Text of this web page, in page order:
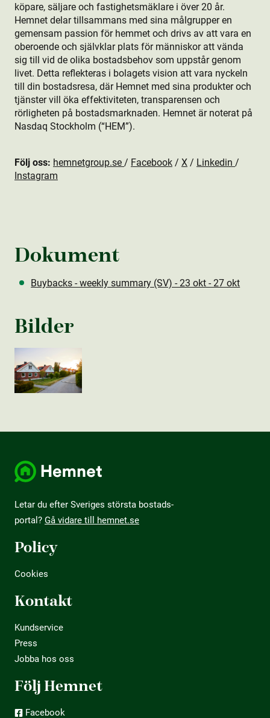
köpare, säljare och fastighetsmäklare i över 20 år.
Hemnet delar tillsammans med sina målgrupper en
gemensam passion för hemmet och drivs av att vara en
oberoende och självklar plats för människor att vända
sig till vid de olika bostads­behov som uppstår genom
livet. Detta reflekteras i bolagets vision att vara nyckeln
till din bostads­resa, där Hemnet med sina produkt­er och
tjänster vill öka effektiviteten, transparensen och
rörligheten på bostads­marknaden. Hemnet är noterat på
Nasdaq Stockholm (“HEM”).
Följ oss: hemnetgroup.se / Facebook / X / Linkedin /
Instagram
Dokument
Buybacks - weekly summary (SV) - 23 okt - 27 okt
Bilder
Letar du efter Sveriges största bostads­
portal? Gå vidare till hemnet.se
Policy
Cookies
Kontakt
Kundservice
Press
Jobba hos oss
Följ Hemnet
Facebook